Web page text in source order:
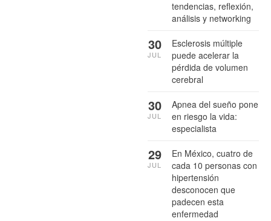
tendencias, reflexión,
análisis y networking
Esclerosis múltiple
puede acelerar la
pérdida de volumen
cerebral
30
JUL
Apnea del sueño pone
en riesgo la vida:
especialista
30
JUL
En México, cuatro de
cada 10 personas con
hipertensión
desconocen que
padecen esta
enfermedad
29
JUL